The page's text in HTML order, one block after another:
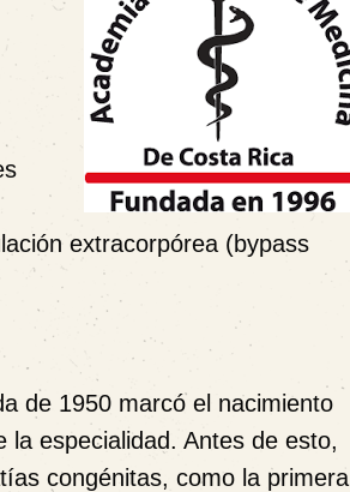
extracorpórea (bypass
de 1950 marcó el nacimiento
especialidad. Antes de esto,
congénitas, como la primera